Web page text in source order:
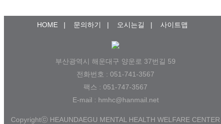
HOME | 문의하기 | 오시는길 | 사이트맵
부산광역시 해운대구 양운로 37번길 59
전화번호 : 051-741-3567
팩스 : 051-747-3567
E-mail : hmhc@hanmail.net
Copyrightⓒ HEAUNDAEGU MENTAL HEALTH WELFARE CENTER